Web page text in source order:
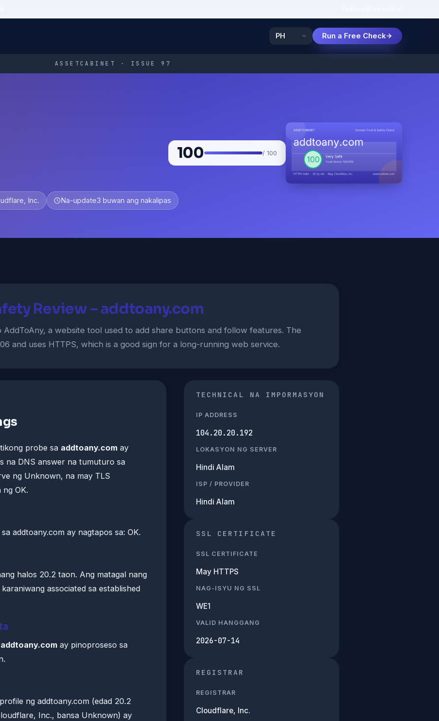
Run a Free Check
ASSETCABINET · ISSUE 97
100 / 100
Inc. Na-update3 buwan ang nakalipas
Review – addtoany.com
AddToAny, a website tool used to add share buttons and follow features. The
and uses HTTPS, which is a good sign for a long-running web service.
probe sa addtoany.com ay
na DNS answer na tumuturo sa
ng Unknown, na may TLS
OK.
addtoany.com ay nagtapos sa: OK.
halos 20.2 taon. Ang matagal nang
associated sa established
addtoany.com ay pinoproseso sa
ng addtoany.com (edad 20.2
Inc., bansa Unknown) ay
TECHNICAL NA IMPORMASYON
IP ADDRESS
104.20.20.192
LOKASYON NG SERVER
Hindi Alam
ISP / PROVIDER
Hindi Alam
SSL CERTIFICATE
SSL CERTIFICATE
May HTTPS
NAG-ISYU NG SSL
WE1
VALID HANGGANG
2026-07-14
REGISTRAR
REGISTRAR
Cloudflare, Inc.